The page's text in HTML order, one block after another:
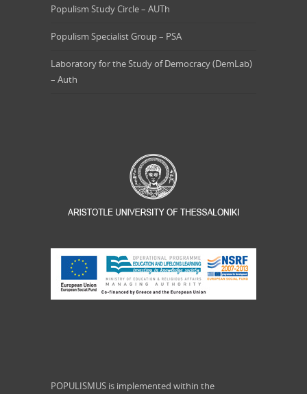
Populism Study Circle – AUTh
Populism Specialist Group – PSA
Laboratory for the Study of Democracy (DemLab)
– Auth
POPULISMUS is implemented within the